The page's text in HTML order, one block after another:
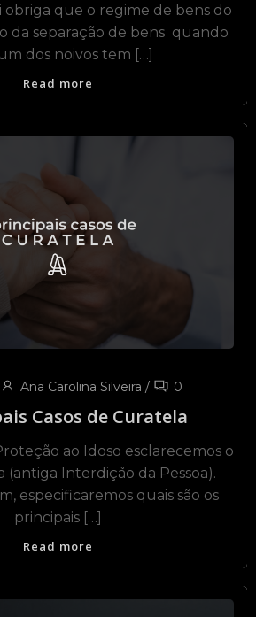
que o regime de bens do
da separação de bens quando
dos noivos tem […]
Read more
Ana Carolina Silveira / 0
Casos de Curatela
ao Idoso esclarecemos o
(antiga Interdição da Pessoa).
especificaremos quais são os
principais […]
Read more